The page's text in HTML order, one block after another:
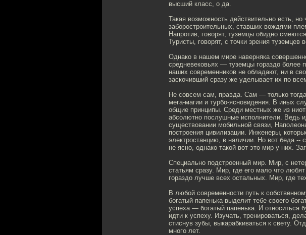
высший класс, о да.
Такая возможность действительно есть,
заборостроительных, ставших вождями
Напротив, говорят, туземцы обидно
Туристы, говорят, с точки зрения
Однако в нашем мире наверняка
средневековьях — туземцы гораздо более
наших современников не обладают, ни в
заскочивший сразу же уделывает их по
Не совсем сам, правда. Сам — только
мега-магии и турбо-ясновидения. В иных
общие принципы. Среди местных же из
абсолютно послушные исполнители. Ведь
существовании мобильной связи,
построения цивилизации. Инженеры,
электростанцию, в наличии. Но вот беда --
не ясно, однако такой вот это мир у них.
Специально подстроенный мир. Мир, с
статьям сразу. Мир, где его мало что
гораздо лучше всех остальных. Мир, где
В любой современности путь к
богатый папенька выделит тебе своего
успеха — богатый папенька. И относиться
идти к успеху. Изучать, тренироваться,
стиснув зубы, выкарабкиваться к свету.
много лет.